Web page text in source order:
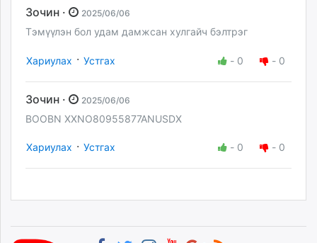
Зочин · 2025/06/06
Тэмүүлэн бол удам дамжсан хулгайч бэлтрэг
Хариулах · Устгах - 0 - 0
Зочин · 2025/06/06
BOOBN XXNO80955877ANUSDX
Хариулах · Устгах - 0 - 0